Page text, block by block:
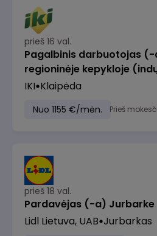
prieš 16 val.
Pagalbinis darbuotojas
regioninėje kepykloje
IKI Klaipėda
Nuo 1155 €/mėn. Prieš
prieš 18 val.
Pardavėjas (-a) Jurbarke
Lidl Lietuva, UAB Jurbarkas